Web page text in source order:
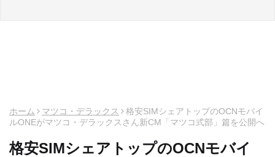
ホーム マツコ・デラックス
格安SIMシェアトップのOCNモバイ
ルONEがマツコ・デラックスさん新CM「マツコ式部」篇を公開へ
格安SIMシェアトップのOCNモバイ